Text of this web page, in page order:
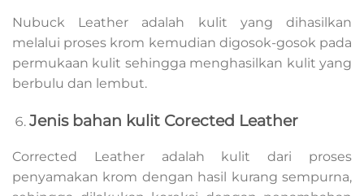
Nubuck Leather adalah kulit yang dihasilkan
melalui proses krom kemudian digosok-gosok pada
permukaan kulit sehingga menghasilkan kulit yang
berbulu dan lembut.
Jenis bahan kulit Corected Leather
Corrected Leather adalah kulit dari proses
penyamakan krom dengan hasil kurang sempurna,